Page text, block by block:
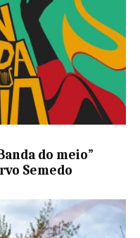
do meio”
Semedo